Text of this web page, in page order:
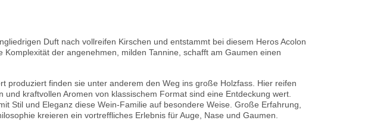
Duft nach vollreifen Kirschen und entstammt bei diesem Heros Acolon
der angenehmen, milden Tannine, schafft am Gaumen einen
produziert finden sie unter anderem den Weg ins große Holzfass. Hier reifen
kraftvollen Aromen von klassischem Format sind eine Entdeckung wert.
Stil und Eleganz diese Wein-Familie auf besondere Weise. Große Erfahrung,
kreieren ein vortreffliches Erlebnis für Auge, Nase und Gaumen.